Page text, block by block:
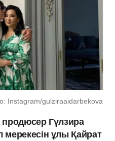
Instagram/gulziraaidarbekova
Гүлзира
ұлы Қайрат